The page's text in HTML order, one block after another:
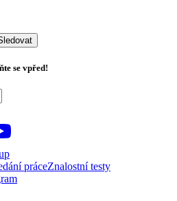
se vpřed!
práceZnalostní testy